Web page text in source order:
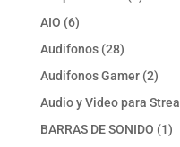
AIO 66
productos
Audifonos 2828
productos
Audifonos Gamer 22
Audio y Video para
BARRAS DE SONIDO 11